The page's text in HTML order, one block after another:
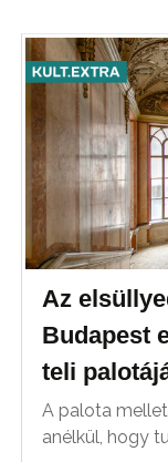
Az
Budapest
teli
A palota
anélkül, hogy